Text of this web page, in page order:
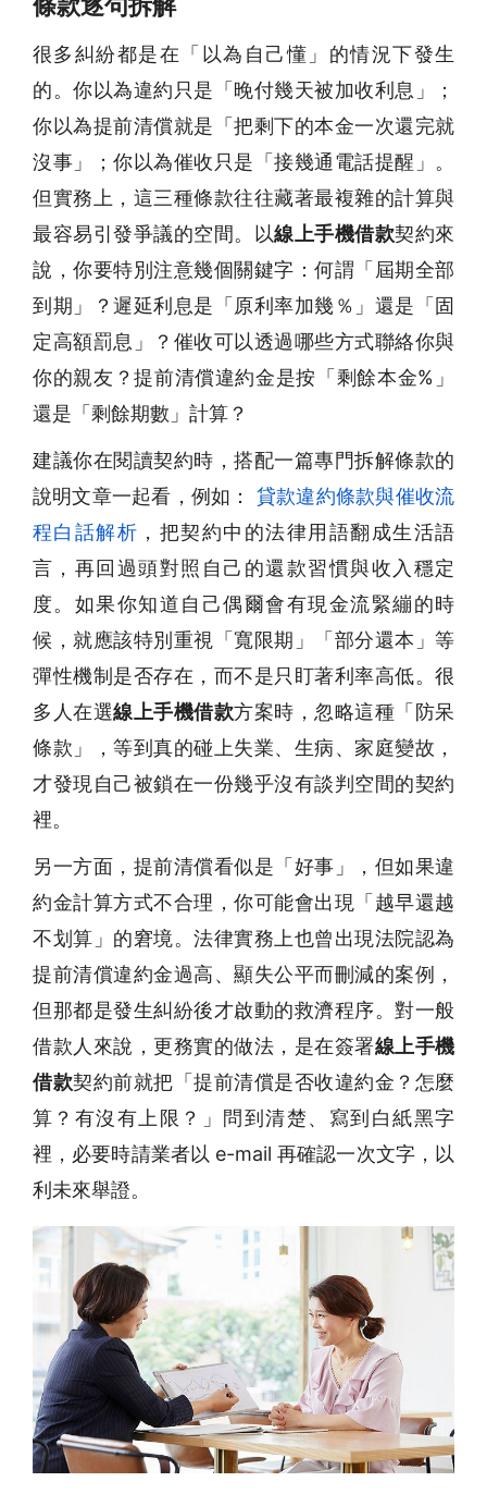
很多糾紛都是在「以為自己懂」的情況下發生
的。你以為違約只是「晚付幾天被加收利息」；
你以為提前清償就是「把剩下的本金一次還完就
沒事」；你以為催收只是「接幾通電話提醒」。
但實務上，這三種條款往往藏著最複雜的計算與
最容易引發爭議的空間。以線上手機借款契約來
說，你要特別注意幾個關鍵字：何謂「屆期全部
到期」？遲延利息是「原利率加幾％」還是「固
定高額罰息」？催收可以透過哪些方式聯絡你與
你的親友？提前清償違約金是按「剩餘本金%」
還是「剩餘期數」計算？
建議你在閱讀契約時，搭配一篇專門拆解條款的
說明文章一起看，例如：
貸款違約條款與催收流
程白話解析 ，把契約中的法律用語翻成生活語
言，再回過頭對照自己的還款習慣與收入穩定
度。如果你知道自己偶爾會有現金流緊繃的時
候，就應該特別重視「寬限期」「部分還本」等
彈性機制是否存在，而不是只盯著利率高低。很
多人在選線上手機借款方案時，忽略這種「防呆
條款」，等到真的碰上失業、生病、家庭變故，
才發現自己被鎖在一份幾乎沒有談判空間的契約
裡。
另一方面，提前清償看似是「好事」，但如果違
約金計算方式不合理，你可能會出現「越早還越
不划算」的窘境。法律實務上也曾出現法院認為
提前清償違約金過高、顯失公平而刪減的案例，
但那都是發生糾紛後才啟動的救濟程序。對一般
借款人來說，更務實的做法，是在簽署線上手機
借款契約前就把「提前清償是否收違約金？怎麼
算？有沒有上限？」問到清楚、寫到白紙黑字
裡，必要時請業者以 e-mail 再確認一次文字，以
利未來舉證。